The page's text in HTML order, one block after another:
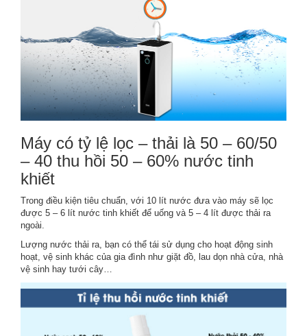
Máy có tỷ lệ lọc – thải là 50 – 60/50
– 40 thu hồi 50 – 60% nước tinh
khiết
Trong điều kiện tiêu chuẩn, với 10 lít nước đưa vào máy sẽ lọc
được 5 – 6 lít nước tinh khiết để uống và 5 – 4 lít được thải ra
ngoài.
Lượng nước thải ra, bạn có thể tái sử dụng cho hoạt động sinh
hoạt, vệ sinh khác của gia đình như giặt đồ, lau dọn nhà cửa, nhà
vệ sinh hay tưới cây…